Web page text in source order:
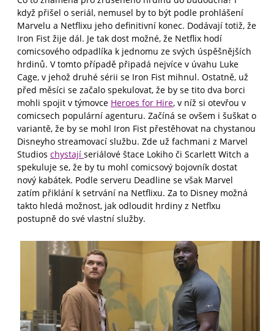
když přišel o seriál, nemusel by to být podle prohlášení
Marvelu a Netflixu jeho definitivní konec. Dodávají totiž, že
Iron Fist žije dál. Je tak dost možné, že Netflix hodí
comicsového odpadlíka k jednomu ze svých úspěšnějších
hrdinů. V tomto případě připadá nejvíce v úvahu Luke
Cage, v jehož druhé sérii se Iron Fist mihnul. Ostatně, už
před měsíci se začalo spekulovat, že by se tito dva borci
mohli spojit v týmovce Heroes for Hire, v níž si otevřou v
comicsech populární agenturu. Začíná se ovšem i šuškat o
variantě, že by se mohl Iron Fist přestěhovat na chystanou
Disneyho streamovací službu. Zde už fachmani z Marvel
Studios chystají seriálové štace Lokiho či Scarlett Witch a
spekuluje se, že by tu mohl comicsový bojovník dostat
nový kabátek. Podle serveru Deadline se však Marvel
zatím přiklání k setrvání na Netflixu. Za to Disney možná
takto hledá možnost, jak odloudit hrdiny z Netflxu
postupně do své vlastní služby.